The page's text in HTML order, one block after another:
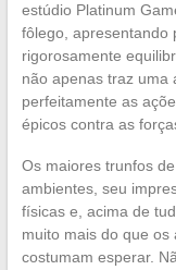
estúdio Platinum
fôlego, apresentando
rigorosamente
não apenas traz uma
perfeitamente as
épicos contra as
Os maiores trunfos
ambientes, seu
físicas e, acima de
muito mais do que
costumam esperar.